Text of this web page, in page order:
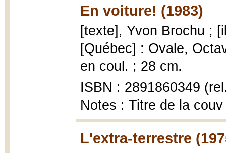
En voiture! (1983)
[texte], Yvon Brochu ;
[Québec] : Ovale,
en coul. ; 28 cm.
ISBN : 2891860349
Notes : Titre de la couv
L'extra-terrestre